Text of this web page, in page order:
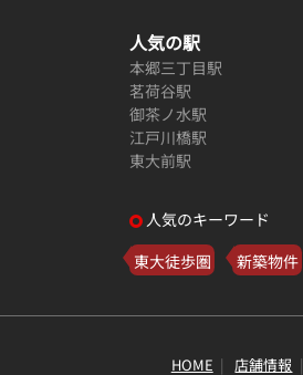
人気の駅
本郷三丁目駅
茗荷谷駅
御茶ノ水駅
江戸川橋駅
東大前駅
人気のキーワード
東大徒歩圏
新築物件
HOME 店舗情報